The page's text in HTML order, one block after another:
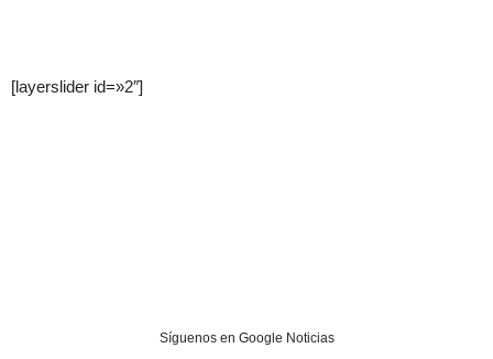
[layerslider id=»2″]
Síguenos en Google Noticias